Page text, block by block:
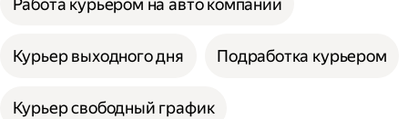
Работа курьером на авто компании
Курьер выходного дня Подработка курьером
Курьер свободный график